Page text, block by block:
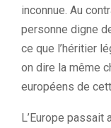
inconnue. Au
personne digne
ce que l’héritier
on dire la même
européens de
L’Europe passait